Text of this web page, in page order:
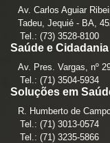
Av. Carlos Aguiar
Tadeu, Jequié - BA,
Tel.: (73) 3528-8100
Saúde e Cidadania
Av. Pres. Vargas, nº
Tel.: (71) 3504-5934
Soluções em
R. Humberto de
Tel.: (71) 3013-0574
Tel.: (71) 3235-5866